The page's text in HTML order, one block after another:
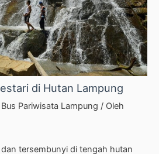
di Hutan Lampung
Bus Pariwisata Lampung / Oleh
tersembunyi di tengah hutan